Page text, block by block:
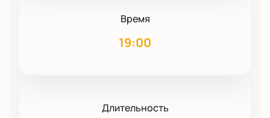
Время
19:00
Длительность